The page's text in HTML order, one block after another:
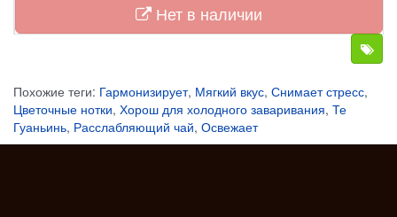
Нет в наличии
Похожие теги: Гармонизирует, Мягкий вкус, Снимает стресс,
Цветочные нотки, Хорош для холодного заваривания, Те
Гуаньинь, Расслабляющий чай, Освежает